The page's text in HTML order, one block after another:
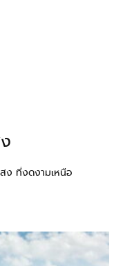
ง ที่งดงามเหนือ